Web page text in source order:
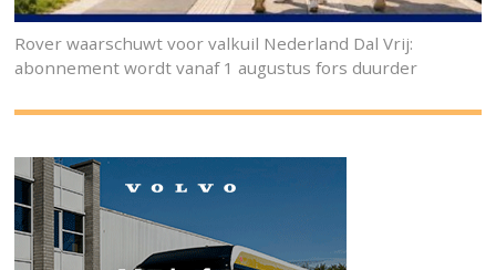
Rover waarschuwt voor valkuil Nederland Dal Vrij:
abonnement wordt vanaf 1 augustus fors duurder